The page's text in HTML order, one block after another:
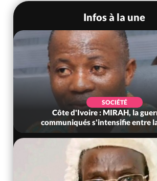
Infos à la une
SOCIÉTÉ
Côte d'Ivoire : MIRAH, la
communiqués s'intensifie entre